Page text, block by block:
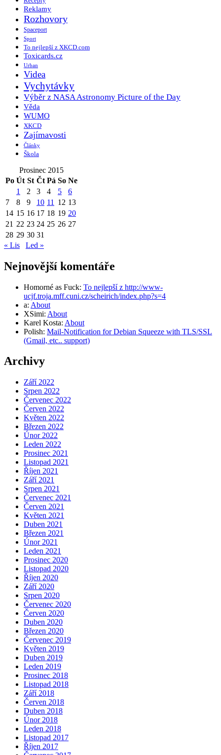
Reklamy
Rozhovory
Spaceport
Sport
To nejlepší z XKCD.com
Toxicards.cz
Urban
Videa
Vychytávky
Výběr z NASA Astronomy Picture of the Day
Věda
WUMO
XKCD
Zajímavosti
Články
Škola
Prosinec 2015
Po Út St Čt Pá So Ne
1
2 3 4 5
6
7
8 9 10 11 12 13
14 15 16 17 18 19 20
21 22 23 24 25 26 27
28 29 30 31
« Lis
Led »
Nejnovější komentáře
Homorné as Fuck: To nejlepší z http://www-
ucjf.troja.mff.cuni.cz/scheirich/index.php?s=4
a: About
XSimi: About
Karel Kosta: About
Polish: Mail-Notification for Debian Squeeze with TLS/SSL
(Gmail, etc.. support)
Archivy
Září 2022
Srpen 2022
Červenec 2022
Červen 2022
Květen 2022
Březen 2022
Únor 2022
Leden 2022
Prosinec 2021
Listopad 2021
Říjen 2021
Září 2021
Srpen 2021
Červenec 2021
Červen 2021
Květen 2021
Duben 2021
Březen 2021
Únor 2021
Leden 2021
Prosinec 2020
Listopad 2020
Říjen 2020
Září 2020
Srpen 2020
Červenec 2020
Červen 2020
Duben 2020
Březen 2020
Červenec 2019
Květen 2019
Duben 2019
Leden 2019
Prosinec 2018
Listopad 2018
Září 2018
Červen 2018
Duben 2018
Únor 2018
Leden 2018
Listopad 2017
Říjen 2017